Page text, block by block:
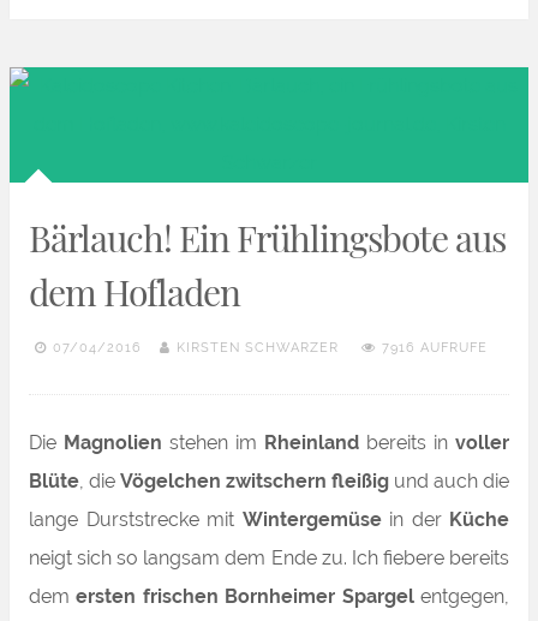
Bärlauch! Ein Frühlingsbote aus
dem Hofladen
07/04/2016 KIRSTEN SCHWARZER 7916 AUFRUFE
Die Magnolien stehen im Rheinland bereits in voller
Blüte , die Vögelchen zwitschern fleißig und auch die
lange Durststrecke mit Wintergemüsein der Küche
neigt sich so langsam dem Ende zu. Ich fiebere bereits
demersten frischen Bornheimer Spargelentgegen,